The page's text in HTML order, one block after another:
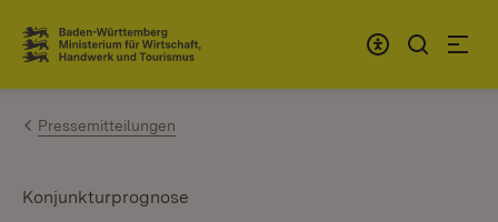
Zum Inhalt springen
Link zur Startseite
Pressemitteilungen
Konjunkturprognose